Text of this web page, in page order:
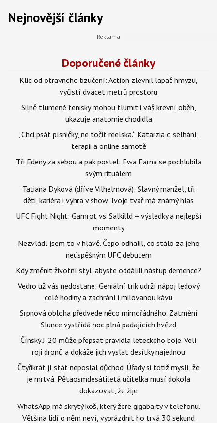
Nejnovější články
Doporučené články
Klid od otravného bzučení: Action zlevnil lapač hmyzu,
vyčistí dvacet metrů prostoru
Silně tlumené tenisky mohou tlumit i váš krevní oběh,
ukazuje anatomie chodidla
„Chci psát písničky, ne točit reelska.“ Katarzia o selhání,
terapii a online samotě
Tři Edeny za sebou a pak postel: Ewa Farna se pochlubila
svým rituálem
Tatiana Dyková (dříve Vilhelmová): Slavný manžel, tři
děti, kariéra i výhra v show Tvoje tvář má známý hlas
UFC Fight Night: Gamrot vs. Salkilld – výsledky a nejlepší
momenty
Nezvládl jsem to v hlavě. Čepo odhalil, co stálo za jeho
neúspěšným UFC debutem
Kdy změnit životní styl, abyste oddálili nástup demence?
Vedro už vás nedostane: Geniální trik udrží nápoj ledový
celé hodiny a zachrání i milovanou kávu
Srpnová obloha předvede něco mimořádného. Zatmění
Slunce vystřídá noc plná padajících hvězd
Čínský J-20 může přepsat pravidla leteckého boje. Velí
roji dronů a dokáže jich vyslat desítky najednou
Čtyřikrát jí stát neposlal důchod. Úřady si totiž myslí, že
je mrtvá. Pětaosmdesátiletá učitelka musí dokola
dokazovat, že žije
WhatsApp má skrytý koš, který žere gigabajty v telefonu.
Většina lidí o něm neví, vyprázdnit ho trvá 30 sekund